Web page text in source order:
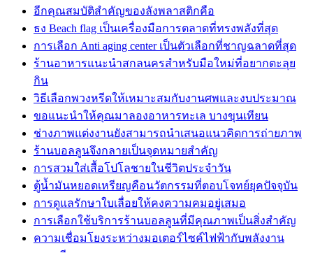
อีกคุณสมบัติสำคัญของลังพลาสติกคือ
ธง Beach flag เป็นเครื่องมือการตลาดที่ทรงพลังที่สุด
การเลือก Anti aging center เป็นตัวเลือกที่ชาญฉลาดที่สุด
ร้านอาหารแนะนำสกลนครสำหรับมือใหม่ที่อยากตะลุย
กิน
วิธีเลือกพวงหรีดให้เหมาะสมกับงานศพและงบประมาณ
ขอแนะนำให้คุณมาลองอาหารทะเล บางขุนเทียน
ช่างภาพแต่งงานยังสามารถนำเสนอแนวคิดการถ่ายภาพ
ร้านบอลลูนจึงกลายเป็นจุดหมายสำคัญ
การสวมใส่เสื้อโปโลชายในชีวิตประจำวัน
ตู้น้ำมันหยอดเหรียญคือนวัตกรรมที่ตอบโจทย์ยุคปัจจุบัน
การดูแลรักษาใบเลื่อยให้คงความคมอยู่เสมอ
การเลือกใช้บริการร้านบอลลูนที่มีคุณภาพเป็นสิ่งสำคัญ
ความเชื่อมโยงระหว่างมอเตอร์ไซค์ไฟฟ้ากับพลังงาน